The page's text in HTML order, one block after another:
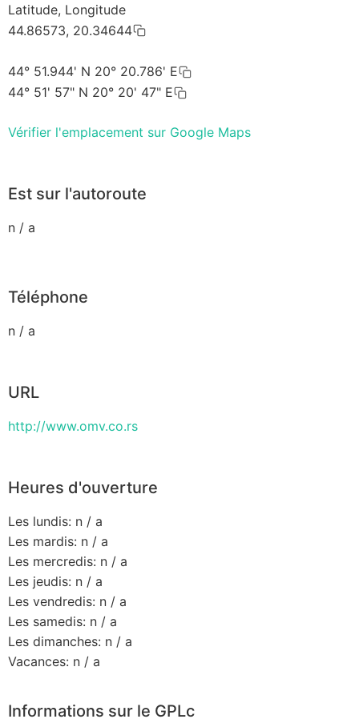
Latitude, Longitude
44.86573, 20.34644
44° 51.944' N 20° 20.786' E
44° 51' 57" N 20° 20' 47" E
Vérifier l'emplacement sur Google Maps
Est sur l'autoroute
n / a
Téléphone
n / a
URL
http://www.omv.co.rs
Heures d'ouverture
Les lundis: n / a
Les mardis: n / a
Les mercredis: n / a
Les jeudis: n / a
Les vendredis: n / a
Les samedis: n / a
Les dimanches: n / a
Vacances: n / a
Informations sur le GPLc